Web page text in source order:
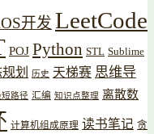
开发 LeetCode
POJ Python STL Sublime
划 历史 天梯赛 思维导
短路径 汇编 知识点整理 离散数
计算机组成原理 读书笔记 贪